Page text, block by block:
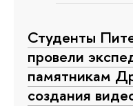
Студенты
провели
памятникам
создания